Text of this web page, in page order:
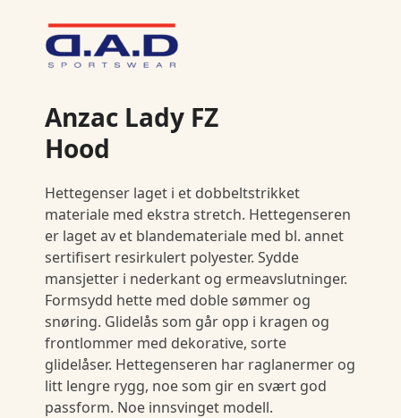
Anzac Lady FZ
Hood
Hettegenser laget i et dobbeltstrikket
materiale med ekstra stretch. Hettegenseren
er laget av et blandemateriale med bl. annet
sertifisert resirkulert polyester. Sydde
mansjetter i nederkant og ermeavslutninger.
Formsydd hette med doble sømmer og
snøring. Glidelås som går opp i kragen og
frontlommer med dekorative, sorte
glidelåser. Hettegenseren har raglanermer og
litt lengre rygg, noe som gir en svært god
passform. Noe innsvinget modell.